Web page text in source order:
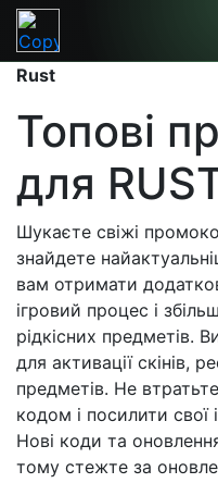
Rust
Топові
для
Шукаєте свіжі
знайдете
вам отримати
ігровий процес і
рідкісних предметів.
для активації скінів,
предметів. Не
кодом і посилити свої
Нові коди та
тому стежте за